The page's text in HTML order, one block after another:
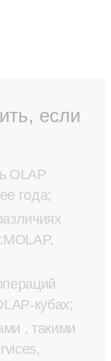
если
OLAP
года;
кубах;
, такими